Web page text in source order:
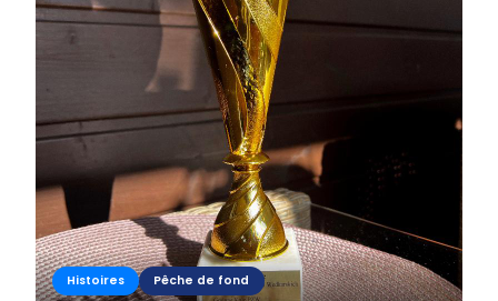
Histoires Pêche de fond